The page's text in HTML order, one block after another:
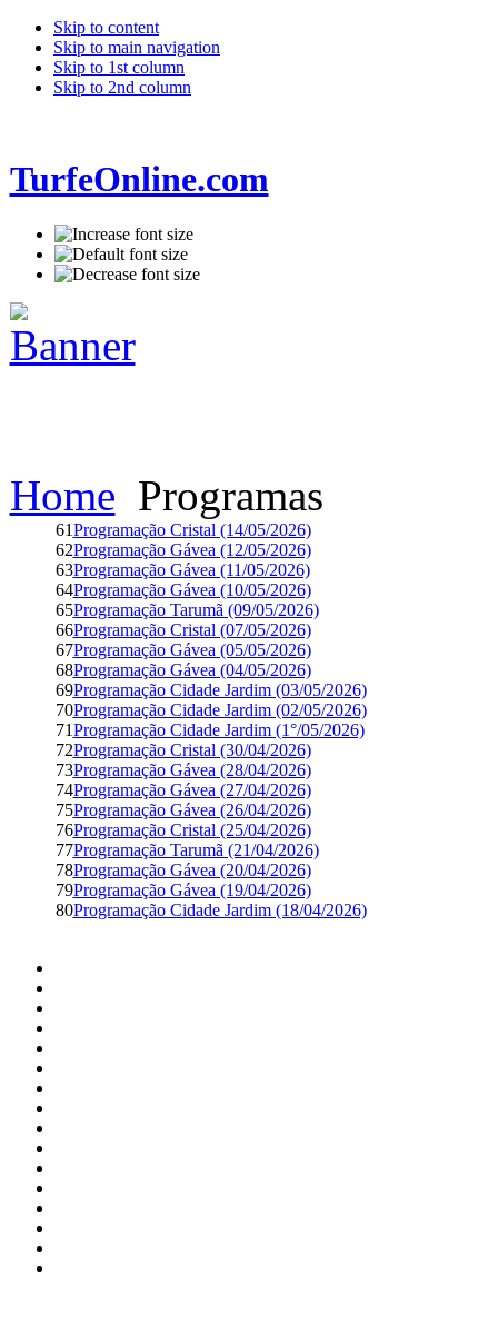
Skip to content
Skip to main navigation
Skip to 1st column
Skip to 2nd column
TurfeOnline.com
Home Programas
61Programação Cristal (14/05/2026)
62Programação Gávea (12/05/2026)
63Programação Gávea (11/05/2026)
64Programação Gávea (10/05/2026)
65Programação Tarumã (09/05/2026)
66Programação Cristal (07/05/2026)
67Programação Gávea (05/05/2026)
68Programação Gávea (04/05/2026)
69Programação Cidade Jardim (03/05/2026)
70Programação Cidade Jardim (02/05/2026)
71Programação Cidade Jardim (1°/05/2026)
72Programação Cristal (30/04/2026)
73Programação Gávea (28/04/2026)
74Programação Gávea (27/04/2026)
75Programação Gávea (26/04/2026)
76Programação Cristal (25/04/2026)
77Programação Tarumã (21/04/2026)
78Programação Gávea (20/04/2026)
79Programação Gávea (19/04/2026)
80Programação Cidade Jardim (18/04/2026)